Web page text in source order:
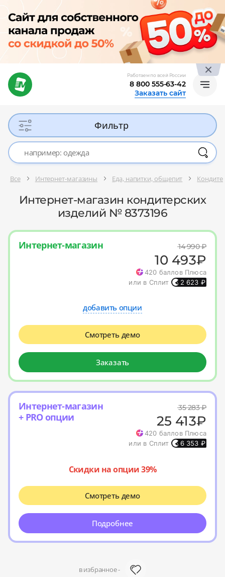
Работаем по всей России
8 800 555-63-42
Заказать сайт
Фильтр
Все Интернет-магазины Еда, напитки, общепит
Интернет-магазин кондитерских
изделий № 8373196
в избранное -
Интернет-магазин 14 990₽
10 493₽
420 баллов Плюса
или в Сплит
2 623 ₽
добавить опции
Смотреть демо
Заказать
Интернет-магазин
+ PRO опции
35 283₽
25 413₽
420 баллов Плюса
или в Сплит
6 353 ₽
Скидки на опции 39%
Смотреть демо
Подробнее